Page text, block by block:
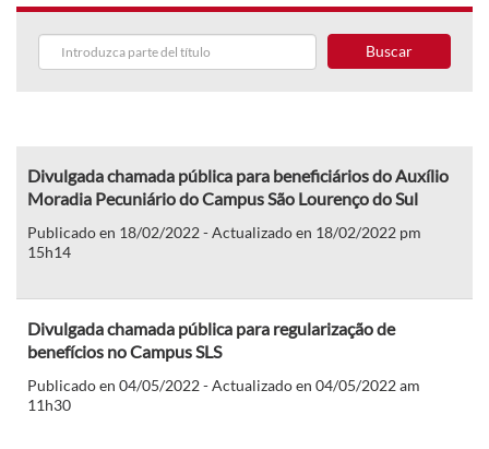
Buscar
Divulgada chamada pública para beneficiários do Auxílio
Moradia Pecuniário do Campus São Lourenço do Sul
Publicado en 18/02/2022 - Actualizado en 18/02/2022 pm
15h14
Divulgada chamada pública para regularização de
benefícios no Campus SLS
Publicado en 04/05/2022 - Actualizado en 04/05/2022 am
11h30